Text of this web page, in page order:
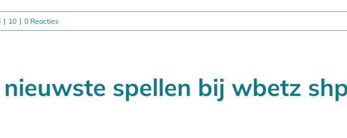
| 10 | 0 Reacties
spellen bij wbetz